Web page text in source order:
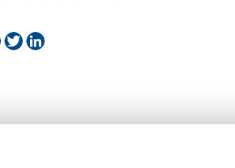
Facebook
Twitter